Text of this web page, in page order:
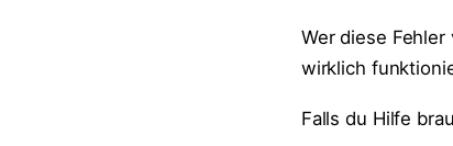
Wer diese
wirklich
Falls du Hilfe